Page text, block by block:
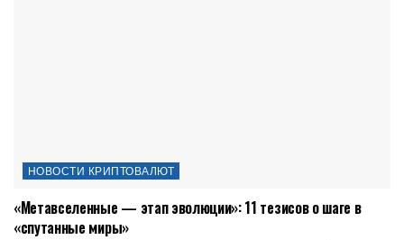
НОВОСТИ КРИПТОВАЛЮТ
«Метавселенные — этап эволюции»: 11 тезисов о шаге в
«спутанные миры»